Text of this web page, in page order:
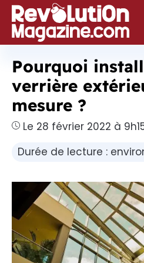
Aller
au
contenu
Pourquoi
verrière
mesure ?
Le 28 février 2022 à
Durée de lecture :